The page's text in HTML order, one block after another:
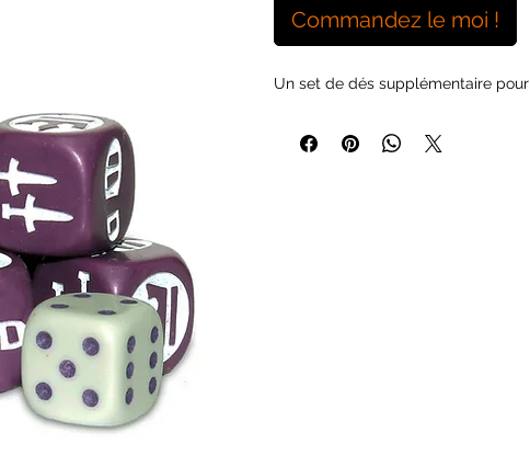
Commandez le moi !
Un set de dés supplémentaire pour